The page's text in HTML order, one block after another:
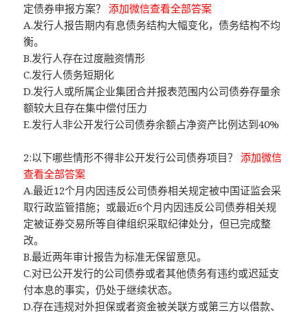
定债券申报方案？添加微信查看全部答案
A.发行人报告期内有息债务结构大幅变化，债务结构不均
衡。
B.发行人存在过度融资情形
C.发行人债务短期化
D.发行人或所属企业集团合并报表范围内公司债券存量余
额较大且存在集中偿付压力
E.发行人非公开发行公司债券余额占净资产比例达到40%
2:以下哪些情形不得非公开发行公司债券项目？添加微信
查看全部答案
A.最近12个月内因违反公司债券相关规定被中国证监会采
取行政监管措施；或最近6个月内因违反公司债券相关规
定被证券交易所等自律组织采取纪律处分，但已完成整
改。
B.最近两年审计报告为标准无保留意见。
C.对已公开发行的公司债券或者其他债务有违约或迟延支
付本息的事实，仍处于继续状态。
D.存在违规对外担保或者资金被关联方或第三方以借款、